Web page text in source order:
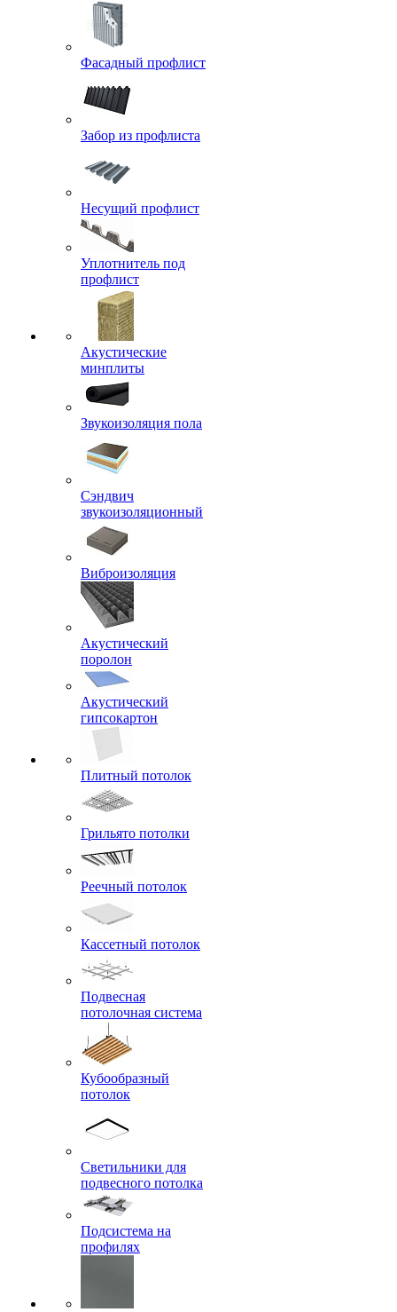
Фасадный профлист
Забор из профлиста
Несущий профлист
Уплотнитель под
профлист
Акустические
минплиты
Звукоизоляция пола
Сэндвич
звукоизоляционный
Виброизоляция
Акустический
поролон
Акустический
гипсокартон
Плитный потолок
Грильято потолки
Реечный потолок
Кассетный потолок
Подвесная
потолочная система
Кубообразный
потолок
Светильники для
подвесного потолка
Подсистема на
профилях